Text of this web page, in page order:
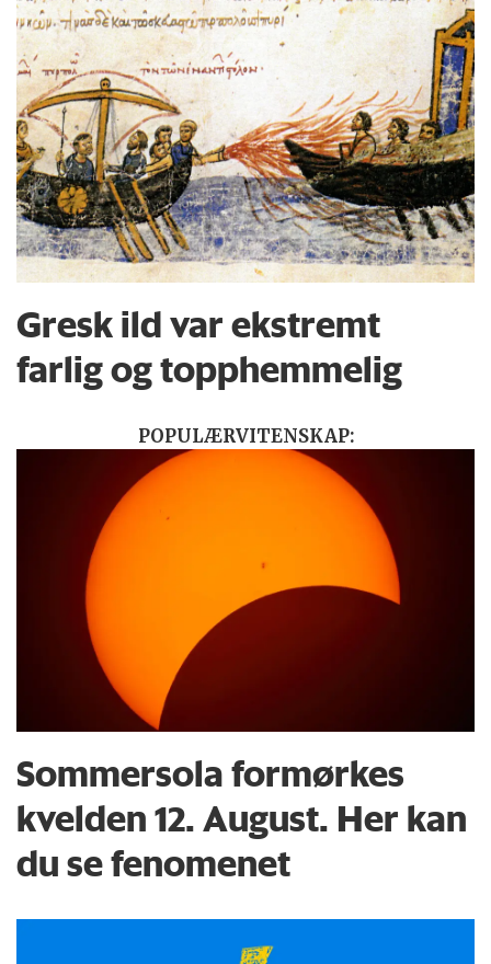
Gresk ild var ekstremt
farlig og topphemmelig
POPULÆRVITENSKAP:
Sommersola formørkes
kvelden 12. August. Her kan
du se fenomenet